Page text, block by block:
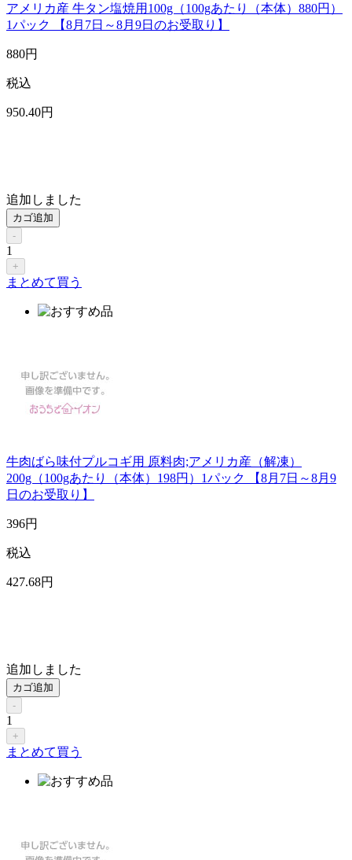
アメリカ産 牛タン塩焼用100g（100gあたり（本体）880円）
1パック 【8月7日～8月9日のお受取り】
880円
税込
950.40円
追加しました
カゴ追加
-
1
+
まとめて買う
牛肉ばら味付プルコギ用 原料肉;アメリカ産（解凍）
200g（100gあたり（本体）198円）1パック 【8月7日～8月9
日のお受取り】
396円
税込
427.68円
追加しました
カゴ追加
-
1
+
まとめて買う